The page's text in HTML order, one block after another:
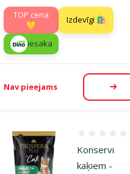
TOP cena
💛
Izdevīgi 🛍️
iesaka
Nav pieejams
Konservi
kaķiem -